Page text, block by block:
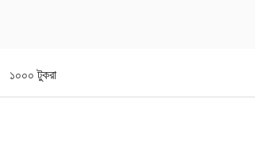
১০০০ টুকরা